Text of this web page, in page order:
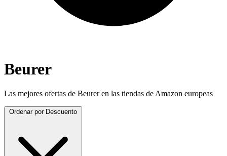
Beurer
Las mejores ofertas de Beurer en las tiendas de Amazon europeas
Ordenar por Descuento